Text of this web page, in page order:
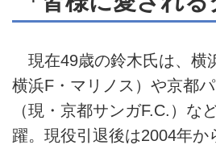
現在49歳の鈴木氏は、横
横浜F・マリノス）や京都
（現・京都サンガF.C.）な
躍。現役引退後は2004年か